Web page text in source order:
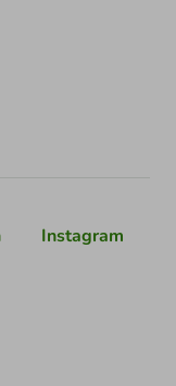
Instagram